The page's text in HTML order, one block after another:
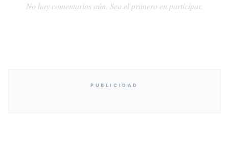
No hay comentarios aún. Sea el primero en participar.
PUBLICIDAD